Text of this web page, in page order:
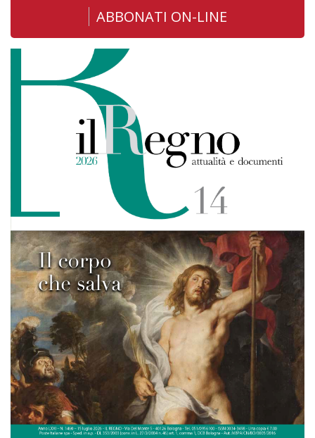
ABBONATI ON-LINE